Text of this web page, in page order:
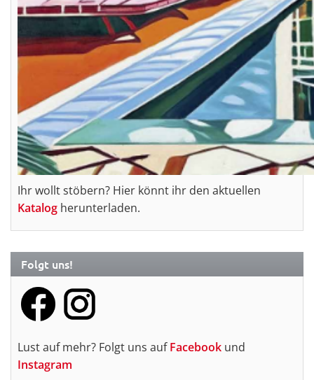
Ihr wollt stöbern? Hier könnt ihr den aktuellen
Katalog herunterladen.
Folgt uns!
Lust auf mehr? Folgt uns aufFacebook und
Instagram